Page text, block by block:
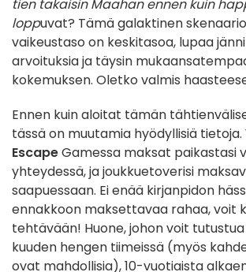
tien takaisin Maahan ennen kuin
loppuvat? Tämä galaktinen
vaikeustaso on keskitasoa, lupaa
arvoituksia ja täysin
kokemuksen. Oletko valmis
Ennen kuin aloitat tämän
tässä on muutamia hyödyllisiä tietoja.
EscapeGamessa maksat paikastasi
yhteydessä, ja joukkuetoverisi
saapuessaan. Ei enää kirjanpidon
ennakkoon maksettavaa rahaa, voit
tehtävään! Huone, johon voit
kuuden hengen tiimeissä (myös
ovat mahdollisia), 10-vuotiaista